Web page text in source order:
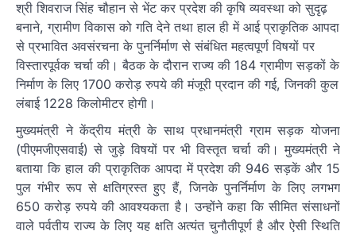
श्री शिवराज सिंह चौहान से भेंट कर प्रदेश की कृषि व्यवस्था को सुदृढ़
बनाने, ग्रामीण विकास को गति देने तथा हाल ही में आई प्राकृतिक आपदा
से प्रभावित अवसंरचना के पुनर्निर्माण से संबंधित महत्वपूर्ण विषयों पर
विस्तारपूर्वक चर्चा की। बैठक के दौरान राज्य की 184 ग्रामीण सड़कों के
निर्माण के लिए 1700 करोड़ रुपये की मंजूरी प्रदान की गई, जिनकी कुल
लंबाई 1228 किलोमीटर होगी।
मुख्यमंत्री ने केंद्रीय मंत्री के साथ प्रधानमंत्री ग्राम सड़क योजना
(पीएमजीएसवाई) से जुड़े विषयों पर भी विस्तृत चर्चा की। मुख्यमंत्री ने
बताया कि हाल की प्राकृतिक आपदा में प्रदेश की 946 सड़कें और 15
पुल गंभीर रूप से क्षतिग्रस्त हुए हैं, जिनके पुनर्निर्माण के लिए लगभग
650 करोड़ रुपये की आवश्यकता है। उन्होंने कहा कि सीमित संसाधनों
वाले पर्वतीय राज्य के लिए यह क्षति अत्यंत चुनौतीपूर्ण है और ऐसी स्थिति